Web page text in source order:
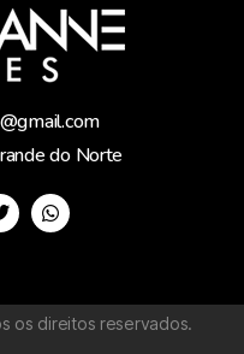
do Norte
os direitos reservados.